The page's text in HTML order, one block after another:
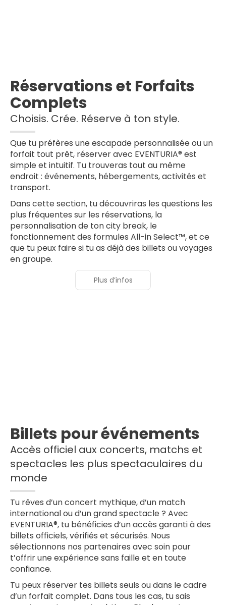
Réservations et Forfaits
Complets
Choisis. Crée. Réserve à ton style.
Que tu préfères une escapade personnalisée ou un
forfait tout prêt, réserver avec EVENTURIA® est
simple et intuitif. Tu trouveras tout au même
endroit : événements, hébergements, activités et
transport.
Dans cette section, tu découvriras les questions les
plus fréquentes sur les réservations, la
personnalisation de ton city break, le
fonctionnement des formules All-in Select™, et ce
que tu peux faire si tu as déjà des billets ou voyages
en groupe.
Plus d’infos
Billets pour événements
Accès officiel aux concerts, matchs et
spectacles les plus spectaculaires du
monde
Tu rêves d’un concert mythique, d’un match
international ou d’un grand spectacle ? Avec
EVENTURIA®, tu bénéficies d’un accès garanti à des
billets officiels, vérifiés et sécurisés. Nous
sélectionnons nos partenaires avec soin pour
t’offrir une expérience sans faille et en toute
confiance.
Tu peux réserver tes billets seuls ou dans le cadre
d’un forfait complet. Dans tous les cas, tu sais